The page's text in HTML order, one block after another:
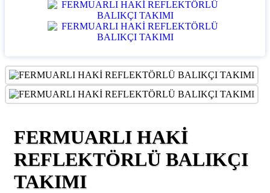
FERMUARLI HAKİ
REFLEKTÖRLÜ BALIKÇI
TAKIMI